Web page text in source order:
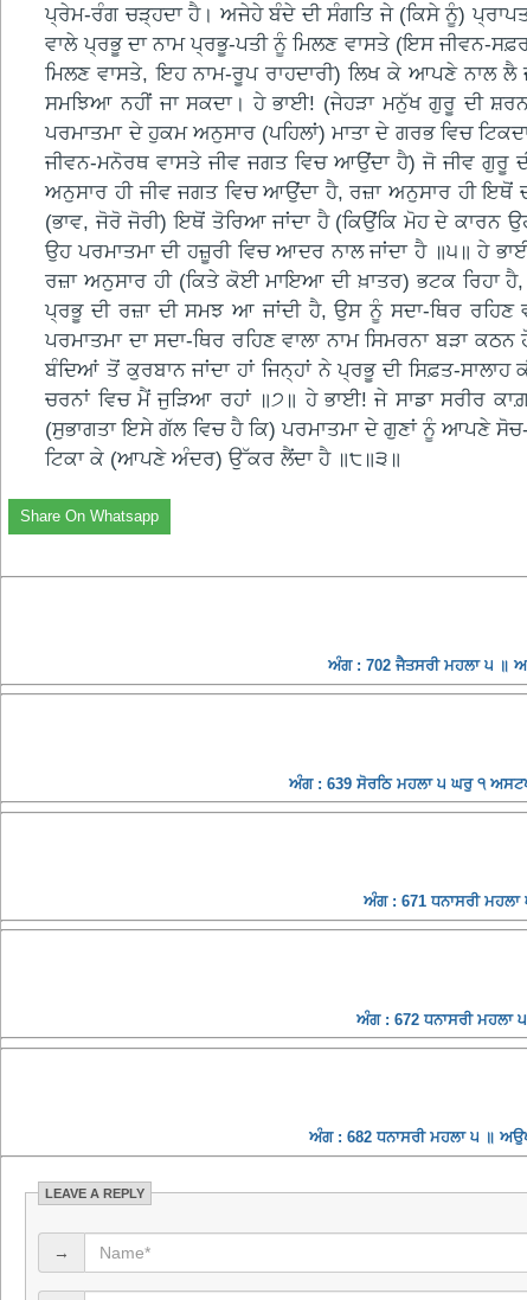
ਪ੍ਰੇਮ-ਰੰਗ ਚੜ੍ਹਦਾ ਹੈ। ਅਜੇਹੇ ਬੰਦੇ ਦੀ ਸੰਗਤਿ ਜੇ (ਕਿਸੇ ਨੂੰ)
ਵਾਲੇ ਪ੍ਰਭੂ ਦਾ ਨਾਮ ਪ੍ਰਭੂ-ਪਤੀ ਨੂੰ ਮਿਲਣ ਵਾਸਤੇ (ਇਸ ਜੀਵਨ-
ਮਿਲਣ ਵਾਸਤੇ, ਇਹ ਨਾਮ-ਰੂਪ ਰਾਹਦਾਰੀ) ਲਿਖ ਕੇ ਆਪਣੇ
ਸਮਝਿਆ ਨਹੀਂ ਜਾ ਸਕਦਾ। ਹੇ ਭਾਈ! (ਜੇਹੜਾ ਮਨੁੱਖ ਗੁਰੂ ਦੀ
ਪਰਮਾਤਮਾ ਦੇ ਹੁਕਮ ਅਨੁਸਾਰ (ਪਹਿਲਾਂ) ਮਾਤਾ ਦੇ ਗਰਭ ਵਿਚ
ਜੀਵਨ-ਮਨੋਰਥ ਵਾਸਤੇ ਜੀਵ ਜਗਤ ਵਿਚ ਆਉਂਦਾ ਹੈ) ਜੋ ਜੀਵ ਗੁਰੂ
ਅਨੁਸਾਰ ਹੀ ਜੀਵ ਜਗਤ ਵਿਚ ਆਉਂਦਾ ਹੈ, ਰਜ਼ਾ ਅਨੁਸਾਰ ਹੀ
(ਭਾਵ, ਜੋਰੋ ਜੋਰੀ) ਇਥੋਂ ਤੋਰਿਆ ਜਾਂਦਾ ਹੈ (ਕਿਉਂਕਿ ਮੋਹ ਦੇ ਕਾਰਨ
ਉਹ ਪਰਮਾਤਮਾ ਦੀ ਹਜ਼ੂਰੀ ਵਿਚ ਆਦਰ ਨਾਲ ਜਾਂਦਾ ਹੈ ॥੫॥ ਹੇ
ਰਜ਼ਾ ਅਨੁਸਾਰ ਹੀ (ਕਿਤੇ ਕੋਈ ਮਾਇਆ ਦੀ ਖ਼ਾਤਰ) ਭਟਕ ਰਿਹਾ
ਪ੍ਰਭੂ ਦੀ ਰਜ਼ਾ ਦੀ ਸਮਝ ਆ ਜਾਂਦੀ ਹੈ, ਉਸ ਨੂੰ ਸਦਾ-ਥਿਰ
ਪਰਮਾਤਮਾ ਦਾ ਸਦਾ-ਥਿਰ ਰਹਿਣ ਵਾਲਾ ਨਾਮ ਸਿਮਰਨਾ ਬੜਾ
ਬੰਦਿਆਂ ਤੋਂ ਕੁਰਬਾਨ ਜਾਂਦਾ ਹਾਂ ਜਿਨ੍ਹਾਂ ਨੇ ਪ੍ਰਭੂ ਦੀ ਸਿਫ਼ਤ-
ਚਰਨਾਂ ਵਿਚ ਮੈਂ ਜੁੜਿਆ ਰਹਾਂ ॥੭॥ ਹੇ ਭਾਈ! ਜੇ ਸਾਡਾ ਸਰੀਰ
(ਸੁਭਾਗਤਾ ਇਸੇ ਗੱਲ ਵਿਚ ਹੈ ਕਿ) ਪਰਮਾਤਮਾ ਦੇ ਗੁਣਾਂ ਨੂੰ ਆਪਣੇ
ਟਿਕਾ ਕੇ (ਆਪਣੇ ਅੰਦਰ) ਉੱਕਰ ਲੈਂਦਾ ਹੈ ॥੮॥੩॥
Share On Whatsapp
ਅੰਗ : 702 ਜੈਤਸਰੀ ਮਹਲਾ ੫ ॥
ਅੰਗ : 639 ਸੋਰਠਿ ਮਹਲਾ ੫ ਘਰੁ ੧
ਅੰਗ : 671 ਧਨਾਸਰੀ ਮਹਲਾ
ਅੰਗ : 672 ਧਨਾਸਰੀ ਮਹਲਾ
ਅੰਗ : 682 ਧਨਾਸਰੀ ਮਹਲਾ ੫ ॥
LEAVE A REPLY
→